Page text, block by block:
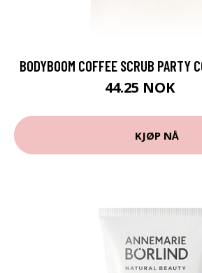
BODYBOOM COFFEE SCRUB PARTY
44.25 NOK
KJØP NÅ